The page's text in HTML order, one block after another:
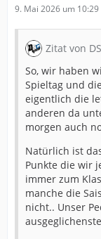
9. Mai 2026 um 10:29
Zitat von
So, wir haben
Spieltag und
eigentlich die
anderen da
morgen auch
Natürlich ist
Punkte die wir
immer zum
manche die
nicht.. Unser